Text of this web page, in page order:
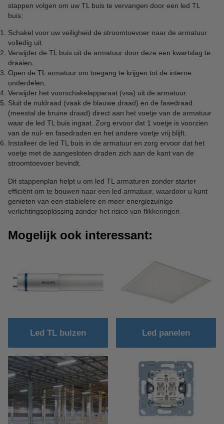
stappen volgen om uw TL buis te vervangen door een led TL
buis:
Schakel voor uw veiligheid de stroomtoevoer naar de armatuur
volledig uit.
Verwijder de TL buis uit de armatuur door deze een kwartslag te
draaien.
Open de TL armatuur om toegang te krijgen tot de interne
onderdelen.
Verwijder het voorschakelapparaat (vsa) uit de armatuur.
Sluit de nuldraad (vaak de blauwe draad) en de fasedraad
(meestal de bruine draad) direct aan het voetje van de armatuur
waar de led TL buis ingaat. Zorg ervoor dat 1 voetje is voorzien
van de nul- en fasedraden en het andere voetje vrij blijft.
Installeer de led TL buis in de armatuur en zorg ervoor dat het
voetje met de aangesloten draden zich aan de kant van de
stroomtoevoer bevindt.
Dit stappenplan helpt u om led TL armaturen zonder starter
efficiënt om te bouwen naar een led armatuur, waardoor u kunt
genieten van een stabielere en meer energiezuinige
verlichtingsoplossing zonder het risico van flikkeringen.
Mogelijk ook interessant:
Led TL buizen Led panelen